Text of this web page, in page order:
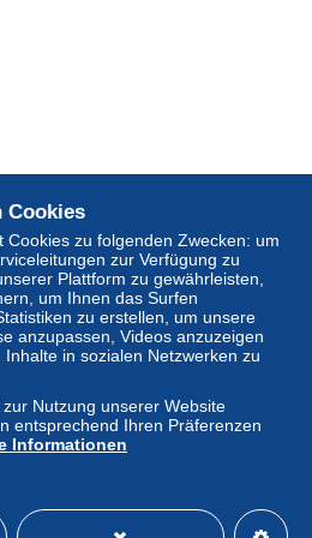
Kleinbrief)
die Delcampe- Website
vom Verkäufer angebotenen
SiePayPalverwenden, eine
oder eineÜberweisung
Es dürfen keine
Banküberweisung direkt auf
getätigt werden.
Delcampe auf der Seite "
Cookies
Cookies zu folgenden Zwecken: um
zur Verfügung zu
Plattform zu gewährleisten,
um Ihnen das Surfen
zu erstellen, um unsere
anzupassen, Videos anzuzeigen
in sozialen Netzwerken zu
Nutzung unserer Website
entsprechend Ihren Präferenzen
Informationen